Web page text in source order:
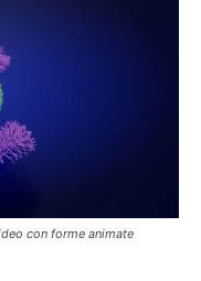
con forme animate